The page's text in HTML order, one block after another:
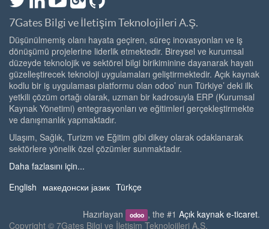
7Gates Bilgi ve İletişim Teknolojileri A.Ş.
Düşünülmemiş olanı hayata geçiren, süreç inovasyonları ve iş
dönüşümü projelerine liderlik etmektedir. Bireysel ve kurumsal
düzeyde teknolojik ve sektörel bilgi birikiminine dayanarak hayatı
güzelleştirecek teknoloji uygulamaları geliştirmektedir. Açık kaynak
kodlu bir iş uygulaması platformu olan odoo’ nun Türkiye’ deki ilk
yetkili çözüm ortağı olarak, uzman bir kadrosuyla ERP (Kurumsal
Kaynak Yönetimi) entegrasyonları ve eğitimleri gerçekleştirmekte
ve danışmanlık yapmaktadır.
Ulaşım, Sağlık, Turizm ve Eğitim gibi dikey olarak odaklanarak
sektörlere yönelik özel çözümler sunmaktadır.
Daha fazlasını için...
English македонски јазик Türkçe
Hazırlayan odoo , the #1 Açık kaynak e-ticaret.
Copyright © 7Gates Bilgi ve İletişim Teknolojileri A.Ş.